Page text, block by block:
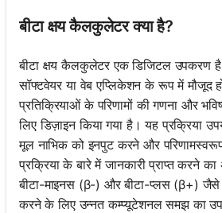
बीटा क्षय कैलकुलेटर क्या है?
बीटा क्षय कैलकुलेटर एक डिजिटल उपकरण
सॉफ्टवेयर या वेब एप्लिकेशन के रूप में मौजूद
प्रतिक्रियाओं के परिणामों की गणना और
लिए डिज़ाइन किया गया है। यह प्रक्रिया
मूल नाभिक को इनपुट करने और
प्रक्रिया के बारे में जानकारी प्राप्त करने
बीटा-माइनस (β-) और बीटा-प्लस (β+) जैसे
करने के लिए उन्नत कम्प्यूटेशनल समझ का